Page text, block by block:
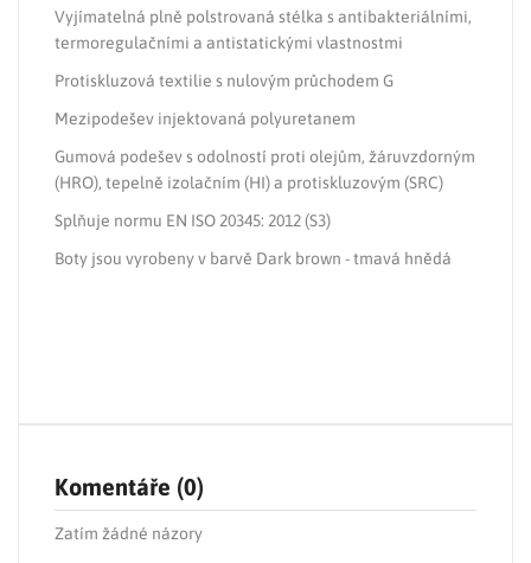
Vyjímatelná plně polstrovaná stélka s antibakteriálními,
termoregulačními a antistatickými vlastnostmi
Protiskluzová textilie s nulovým průchodem G
Mezipodešev injektovaná polyuretanem
Gumová podešev s odolností proti olejům, žáruvzdorným
(HRO), tepelně izolačním (HI) a protiskluzovým (SRC)
Splňuje normu EN ISO 20345: 2012 (S3)
Boty jsou vyrobeny v barvě Dark brown - tmavá hnědá
Komentáře (0)
Zatím žádné názory